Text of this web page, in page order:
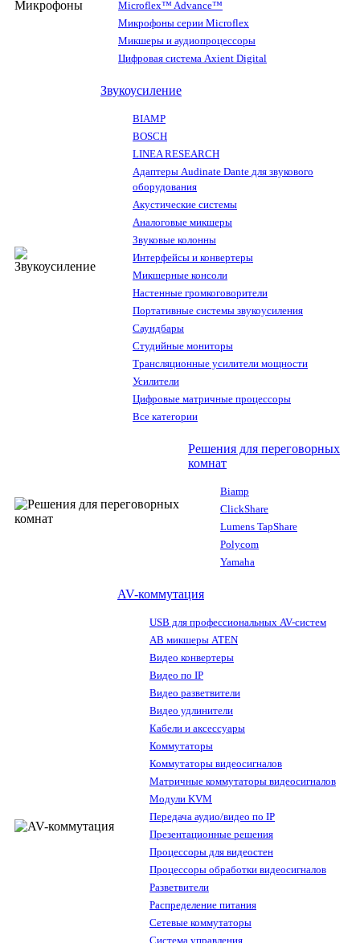
Microflex™ Advance™
Микрофоны серии Microflex
Микшеры и аудиопроцессоры
Цифровая система Axient Digital
Звукоусиление
BIAMP
BOSCH
LINEA RESEARCH
Адаптеры Audinate Dante для звукового
оборудования
Акустические системы
Аналоговые микшеры
Звуковые колонны
Интерфейсы и конвертеры
Микшерные консоли
Настенные громкоговорители
Портативные системы звукоусиления
Саундбары
Студийные мониторы
Трансляционные усилители мощности
Усилители
Цифровые матричные процессоры
Все категории
Решения для переговорных
комнат
Biamp
ClickShare
Lumens TapShare
Polycom
Yamaha
AV-коммутация
USB для профессиональных AV-систем
АВ микшеры ATEN
Видео конвертеры
Видео по IP
Видео разветвители
Видео удлинители
Кабели и аксессуары
Коммутаторы
Коммутаторы видеосигналов
Матричные коммутаторы видеосигналов
Модули KVM
Передача аудио/видео по IP
Презентационные решения
Процессоры для видеостен
Процессоры обработки видеосигналов
Разветвители
Распределение питания
Сетевые коммутаторы
Система управления